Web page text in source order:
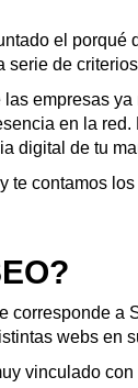
el porqué
serie de
empresas
en la
digital de tu
te contamos
corresponde a
webs en
vinculado